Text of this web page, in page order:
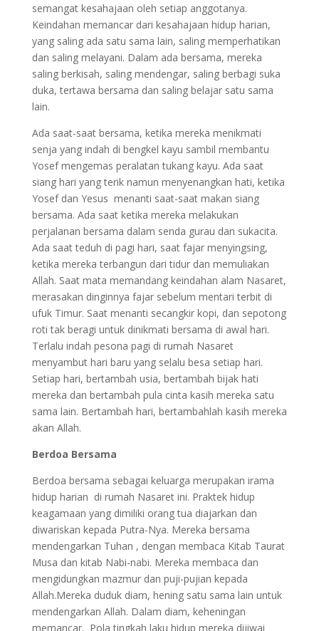
semangat kesahajaan oleh setiap anggotanya.
Keindahan memancar dari kesahajaan hidup harian,
yang saling ada satu sama lain, saling memperhatikan
dan saling melayani. Dalam ada bersama, mereka
saling berkisah, saling mendengar, saling berbagi suka
duka, tertawa bersama dan saling belajar satu sama
lain.
Ada saat-saat bersama, ketika mereka menikmati
senja yang indah di bengkel kayu sambil membantu
Yosef mengemas peralatan tukang kayu. Ada saat
siang hari yang terik namun menyenangkan hati, ketika
Yosef dan Yesus menanti saat-saat makan siang
bersama. Ada saat ketika mereka melakukan
perjalanan bersama dalam senda gurau dan sukacita.
Ada saat teduh di pagi hari, saat fajar menyingsing,
ketika mereka terbangun dari tidur dan memuliakan
Allah. Saat mata memandang keindahan alam Nasaret,
merasakan dinginnya fajar sebelum mentari terbit di
ufuk Timur. Saat menanti secangkir kopi, dan sepotong
roti tak beragi untuk dinikmati bersama di awal hari.
Terlalu indah pesona pagi di rumah Nasaret
menyambut hari baru yang selalu besa setiap hari.
Setiap hari, bertambah usia, bertambah bijak hati
mereka dan bertambah pula cinta kasih mereka satu
sama lain. Bertambah hari, bertambahlah kasih mereka
akan Allah.
Berdoa Bersama
Berdoa bersama sebagai keluarga merupakan irama
hidup harian di rumah Nasaret ini. Praktek hidup
keagamaan yang dimiliki orang tua diajarkan dan
diwariskan kepada Putra-Nya. Mereka bersama
mendengarkan Tuhan , dengan membaca Kitab Taurat
Musa dan kitab Nabi-nabi. Mereka membaca dan
mengidungkan mazmur dan puji-pujian kepada
Allah.Mereka duduk diam, hening satu sama lain untuk
mendengarkan Allah. Dalam diam, keheningan
memancar. Pola tingkah laku hidup mereka dijiwai